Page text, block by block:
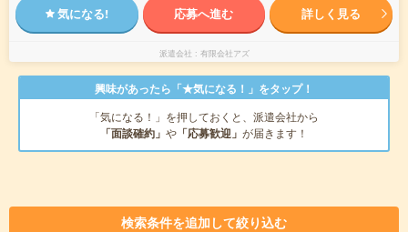
気になる! 応募へ進む 詳しく見る
派遣会社 有限会社アズ
興味があったら「★気になる！」をタップ！
「気になる！」を押しておくと、派遣会社から
「面談確約」 や 「応募歓迎」 が届きます！
検索条件を追加して絞り込む